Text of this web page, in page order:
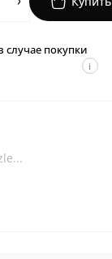
случае покупки
i